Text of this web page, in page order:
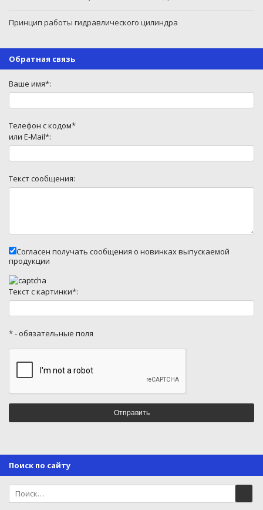
Принцип работы гидравлического цилиндра
Обратная связь
Ваше имя*:
Телефон с кодом*
или E-Mail*:
Текст сообщения:
Согласен получать сообщения о новинках выпускаемой
продукции
Текст с картинки*:
* - обязательные поля
Поиск по сайту